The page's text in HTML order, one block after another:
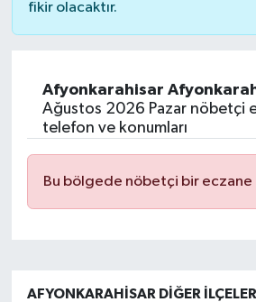
fikir olacaktır.
Afyonkarahisar
Ağustos 2026 Pazar nöbetçi
telefon ve konumları
Bu bölgede nöbetçi bir eczane
AFYONKARAHISAR DIĞER İLÇELER